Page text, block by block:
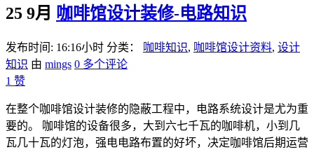
25 9月 咖啡馆设计装修-电路知识
发布时间: 16:16小时 分类： 咖啡知识, 咖啡馆设计资料, 设计
知识 由 mings 0 多个评论
1 赞
在整个咖啡馆设计装修的隐蔽工程中，电路系统设计是尤为重
要的。 咖啡馆的设备很多，大到六七千瓦的咖啡机，小到几
瓦几十瓦的灯泡，强电电路布置的好坏，决定咖啡馆后期运营